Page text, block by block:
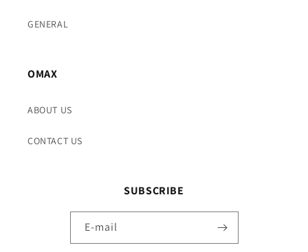
GENERAL
OMAX
ABOUT US
CONTACT US
SUBSCRIBE
E-mail